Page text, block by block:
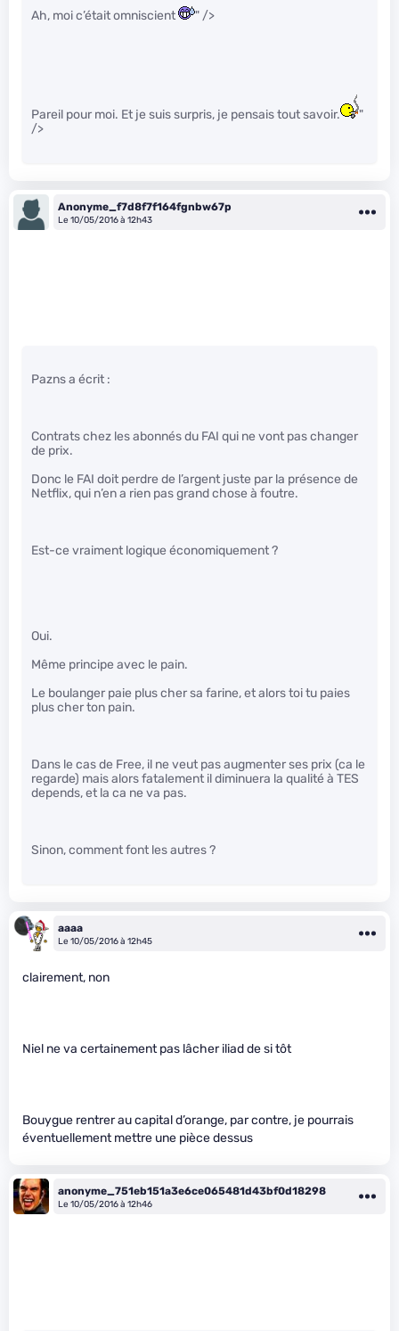
Ah, moi c’était omniscient " />
Pareil pour moi. Et je suis surpris, je pensais tout savoir.
"
/>
Anonyme_f7d8f7f164fgnbw67p
Le 10/05/2016 à 12h43
Pazns a écrit :
Contrats chez les abonnés du FAI qui ne vont pas changer
de prix.
Donc le FAI doit perdre de l’argent juste par la présence de
Netflix, qui n’en a rien pas grand chose à foutre.
Est-ce vraiment logique économiquement ?
Oui.
Même principe avec le pain.
Le boulanger paie plus cher sa farine, et alors toi tu paies
plus cher ton pain.
Dans le cas de Free, il ne veut pas augmenter ses prix (ca le
regarde) mais alors fatalement il diminuera la qualité à TES
depends, et la ca ne va pas.
Sinon, comment font les autres ?
aaaa
Le 10/05/2016 à 12h45
clairement, non
Niel ne va certainement pas lâcher iliad de si tôt
Bouygue rentrer au capital d’orange, par contre, je pourrais
éventuellement mettre une pièce dessus
anonyme_751eb151a3e6ce065481d43bf0d18298
Le 10/05/2016 à 12h46